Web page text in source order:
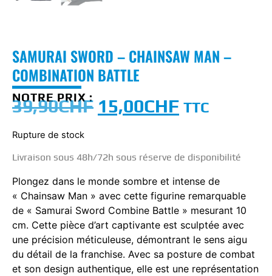
SAMURAI SWORD – CHAINSAW MAN –
COMBINATION BATTLE
NOTRE PRIX :
39,90CHF 15,00CHF TTC
Rupture de stock
Livraison sous 48h/72h sous réserve de disponibilité
Plongez dans le monde sombre et intense de
« Chainsaw Man » avec cette figurine remarquable
de « Samurai Sword Combine Battle » mesurant 10
cm. Cette pièce d’art captivante est sculptée avec
une précision méticuleuse, démontrant le sens aigu
du détail de la franchise. Avec sa posture de combat
et son design authentique, elle est une représentation